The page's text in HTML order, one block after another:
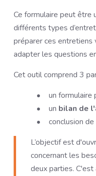
Ce formulaire peut être
différents types
préparer ces entretiens
adapter les questions
Cet outil comprend 3
un formulaire
un bilan de
conclusion
L’objectif est
concernant les
deux parties.